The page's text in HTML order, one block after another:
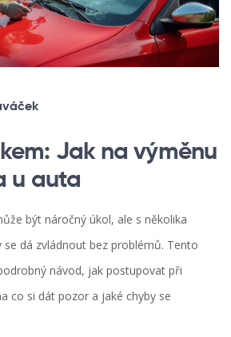
Jak na výměnu
u auta
být náročný úkol, ale s několika
se dá zvládnout bez problémů. Tento
návod, jak postupovat při
co si dát pozor a jaké chyby se